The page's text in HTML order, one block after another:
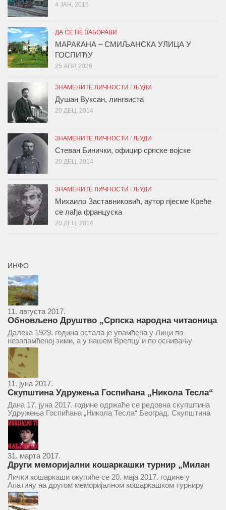
4 ЈАН, 2015
ДА СЕ НЕ ЗАБОРАВИ
МАРАКАНА – СМИЉАНСКА УЛИЦА У
ГОСПИЋУ
25 АПР, 2026
ЗНАМЕНИТЕ ЛИЧНОСТИ / ЉУДИ
Душан Вуксан, лингвиста
20 ДЕЦ, 2014
ЗНАМЕНИТЕ ЛИЧНОСТИ / ЉУДИ
Стеван Бинички, официр српске војске
20 ДЕЦ, 2014
ЗНАМЕНИТЕ ЛИЧНОСТИ / ЉУДИ
Михаило Заставниковић, аутор пјесме Креће
се лађа француска
20 ДЕЦ, 2014
ИНФО
11. августа 2017.
Обновљено Друштво „Српска народна читаоница
и књижница“ у Врепцу
Далека 1929. година остала је упамћена у Лици по
незапамћеној зими, а у нашем Врепцу и по оснивању
Друштва „Српска народна читаоница и књижница у
Врепцу“. Потакнути потребом за културним и духовним
уздизањем група...
11. јуна 2017.
Скупштина Удружења Госпићана „Никола Тесла“
у суботу 17. јуна 2017.
Дана 17. јуна 2017. године одржаће се редовна скупштина
Удружења Госпићана „Никола Тесла“ Београд. Скупштина
ће се одржати у простору ресторана „Тесла“, Савски трг бр.
9 Београд, у 11 часова. За Скупштину је предложен...
31. марта 2017.
Други меморијални кошаркашки турнир „Милан
Маљковић Маљак“ у Апатину 20. маја 2017.
Лички кошаркаши окупиће се 20. маја 2017. године у
Апатину на другом меморијалном кошаркашком турниру
„Милан Маљковић Маљак“. Као и прошле године,
учествоваће екипе Госпића, Личког Осика, Плашког, као и